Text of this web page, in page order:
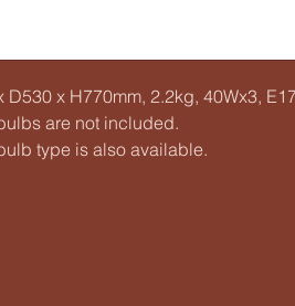
D530 x H770mm, 2.2kg, 40Wx3,
are not included.
type is also available.